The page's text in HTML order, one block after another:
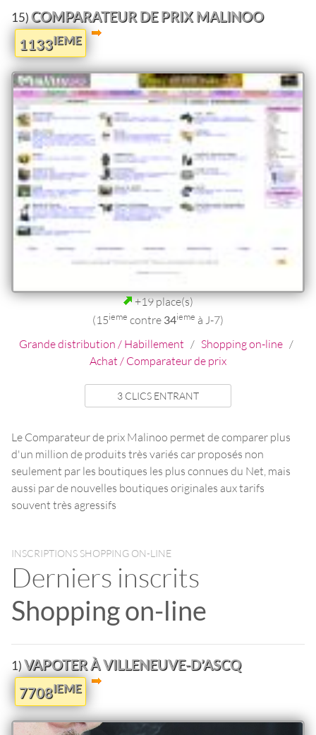
15)COMPARATEUR DE PRIX MALINOO
1133IEME
+19 place(s)
(15ieme contre 34ieme à J-7)
Grande distribution / Habillement / Shopping on-line/
Achat / Comparateur de prix
3 CLICS ENTRANT
Le Comparateur de prix Malinoo permet de comparer plus
d'un million de produits très variés car proposés non
seulement par les boutiques les plus connues du Net, mais
aussi par de nouvelles boutiques originales aux tarifs
souvent très agressifs
INSCRIPTIONS SHOPPING ON-LINE
Derniers inscrits
Shopping on-line
1)VAPOTER À VILLENEUVE-D’ASCQ
7708IEME